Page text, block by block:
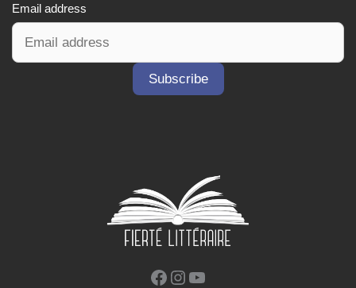
Email address
Facebook
Instagram
YouTube